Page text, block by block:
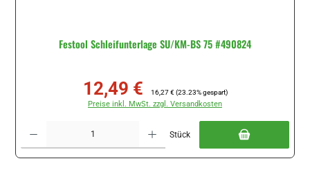
Festool Schleifunterlage SU/KM-BS 75 #490824
Verkaufspreis:
12,49 € 16,27 € (23.23% gespart)
Preise inkl. MwSt. zzgl. Versandkosten
Stück